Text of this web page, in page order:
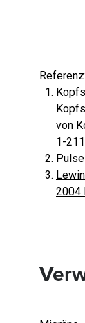
Referenz:
von
1-211
2004